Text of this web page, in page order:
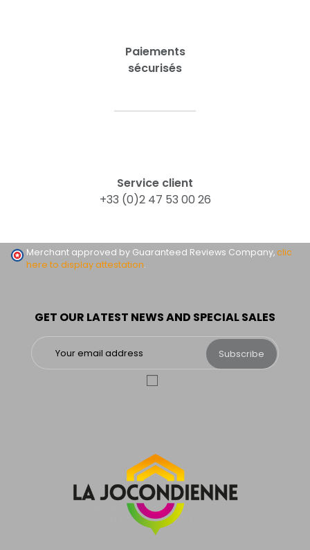
Paiements
sécurisés
Service client
+33 (0)2 47 53 00 26
GET OUR LATEST NEWS AND SPECIAL SALES
Subscribe
Merchant approved by Guaranteed Reviews Company,clic
here to display attestation.